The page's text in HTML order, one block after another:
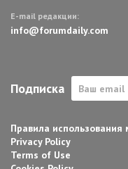
E-mail редакции:
info@forumdaily.com
Подписка
Правила использования
Privacy Policy
Terms of Use